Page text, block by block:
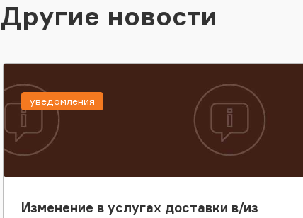
Другие новости
Изменение в услугах доставки в/из
уведомления